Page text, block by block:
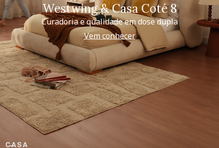
Westwing & Casa Coté 8
Curadoria e qualidade em dose dupla
Vem conhecer